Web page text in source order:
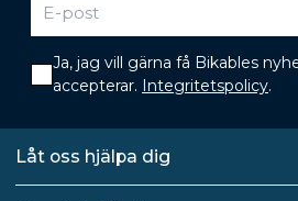
Ja, jag vill gärna få Bikables
accepterar. Integritetspolicy.
Låt oss hjälpa dig